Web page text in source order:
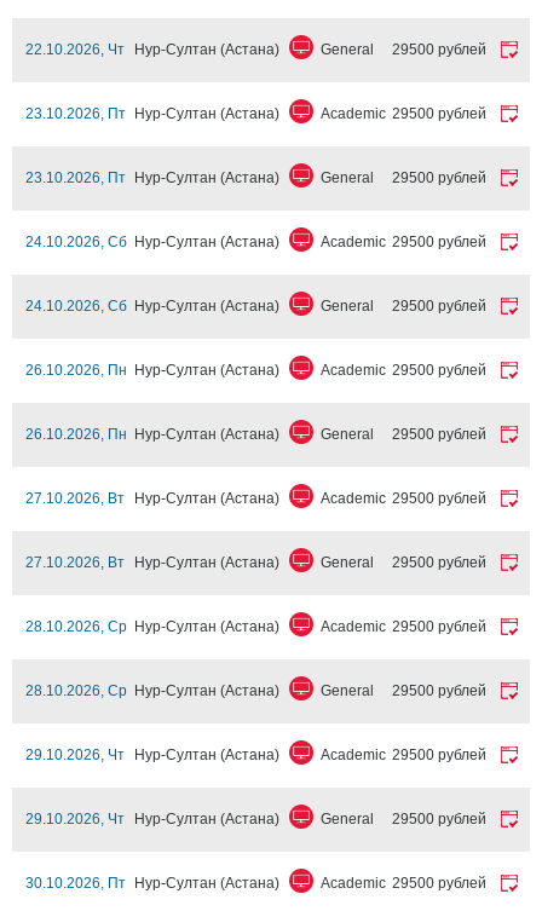
22.10.2026, Чт Нур-Султан (Астана) General 29500 рублей
23.10.2026, Пт Нур-Султан (Астана) Academic 29500 рублей
23.10.2026, Пт Нур-Султан (Астана) General 29500 рублей
24.10.2026, Сб Нур-Султан (Астана) Academic 29500 рублей
24.10.2026, Сб Нур-Султан (Астана) General 29500 рублей
26.10.2026, Пн Нур-Султан (Астана) Academic 29500 рублей
26.10.2026, Пн Нур-Султан (Астана) General 29500 рублей
27.10.2026, Вт Нур-Султан (Астана) Academic 29500 рублей
27.10.2026, Вт Нур-Султан (Астана) General 29500 рублей
28.10.2026, Ср Нур-Султан (Астана) Academic 29500 рублей
28.10.2026, Ср Нур-Султан (Астана) General 29500 рублей
29.10.2026, Чт Нур-Султан (Астана) Academic 29500 рублей
29.10.2026, Чт Нур-Султан (Астана) General 29500 рублей
30.10.2026, Пт Нур-Султан (Астана) Academic 29500 рублей